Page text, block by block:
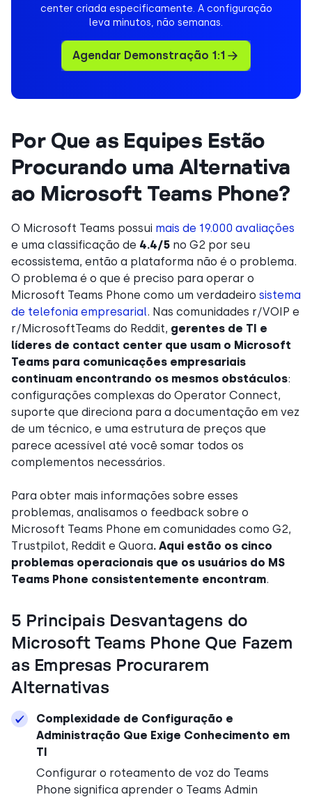
center criada especificamente. A configuração
leva minutos, não semanas.
Agendar Demonstração 1:1
Por Que as Equipes Estão
Procurando uma Alternativa
ao Microsoft Teams Phone?
O Microsoft Teams possui mais de 19.000 avaliações
e uma classificação de 4.4/5 no G2 por seu
ecossistema, então a plataforma não é o problema.
O problema é o que é preciso para operar o
Microsoft Teams Phone como um verdadeiro sistema
de telefonia empresarial. Nas comunidades r/VOIP e
r/MicrosoftTeams do Reddit, gerentes de TI e
líderes de contact center que usam o Microsoft
Teams para comunicações empresariais
continuam encontrando os mesmos obstáculos:
configurações complexas do Operator Connect,
suporte que direciona para a documentação em vez
de um técnico, e uma estrutura de preços que
parece acessível até você somar todos os
complementos necessários.
Para obter mais informações sobre esses
problemas, analisamos o feedback sobre o
Microsoft Teams Phone em comunidades como G2,
Trustpilot, Reddit e Quora. Aqui estão os cinco
problemas operacionais que os usuários do MS
Teams Phone consistentemente encontram.
5 Principais Desvantagens do
Microsoft Teams Phone Que Fazem
as Empresas Procurarem
Alternativas
Complexidade de Configuração e
Administração Que Exige Conhecimento em
TI
Configurar o roteamento de voz do Teams
Phone significa aprender o Teams Admin